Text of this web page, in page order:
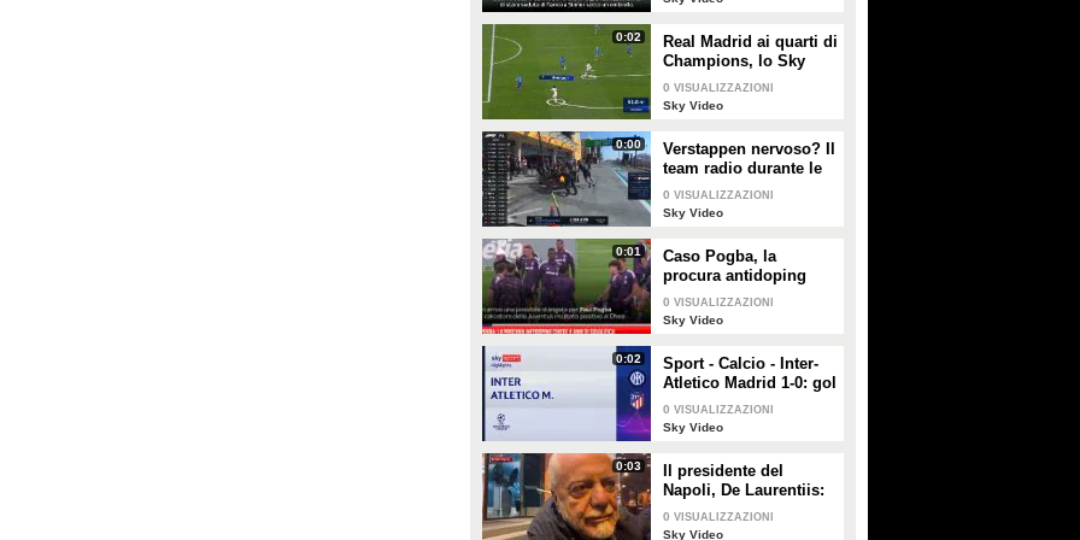
0:02
Real Madrid ai quarti di
Champions, lo Sky
Tech del gol di
Vinicius al Lipsia
0 VISUALIZZAZIONI
Sky Video
0:00
Verstappen nervoso? Il
team radio durante le
Libere 1 in Bahrain
0 VISUALIZZAZIONI
Sky Video
0:01
Caso Pogba, la
procura antidoping
aveva chiesto 4 anni di
squalifica
0 VISUALIZZAZIONI
Sky Video
0:02
Sport - Calcio - Inter-
Atletico Madrid 1-0: gol
e highlights
0 VISUALIZZAZIONI
Sky Video
0:03
Il presidente del
Napoli, De Laurentiis:
"Esonerato Mazzarri,
che resta un amico.
0 VISUALIZZAZIONI
Sky Video
PLAY
1549 • di Sky Video